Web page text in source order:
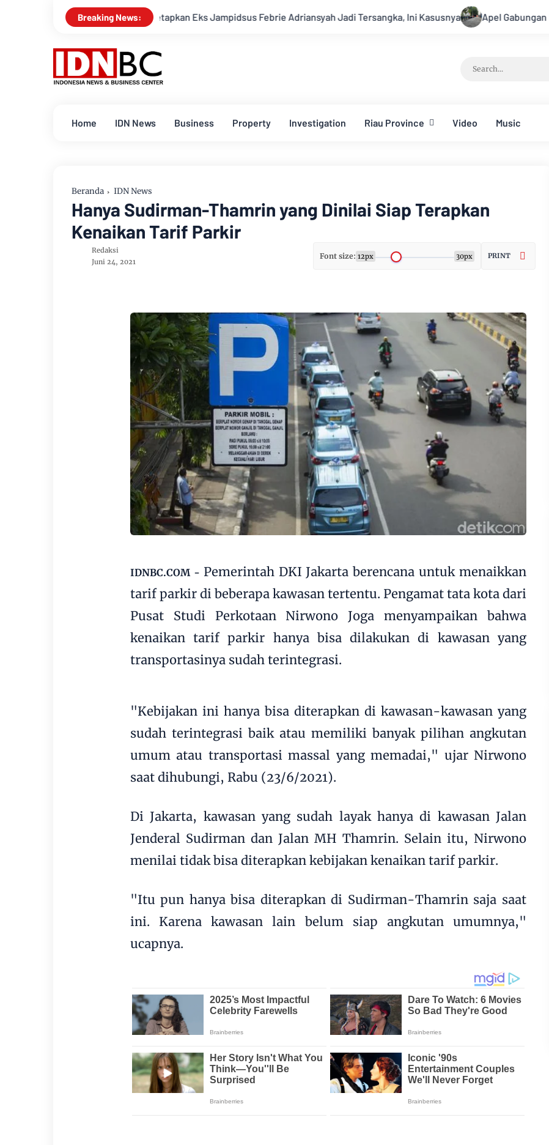
Breaking News:
Polisi Tetapkan Eks Jampidsus Febrie Adriansyah Jadi Tersangka, Ini Kasusnya Apel Gabungan Kesiapsiagaan Untuk
Home IDN News Business Property Investigation Riau Province Video Music
Beranda IDN News
Hanya Sudirman-Thamrin yang Dinilai Siap Terapkan
Kenaikan Tarif Parkir
Redaksi
Juni 24, 2021
Font size: 12px 30px PRINT
IDNBC.COM - Pemerintah DKI Jakarta berencana untuk menaikkan
tarif parkir di beberapa kawasan tertentu. Pengamat tata kota dari
Pusat Studi Perkotaan Nirwono Joga menyampaikan bahwa
kenaikan tarif parkir hanya bisa dilakukan di kawasan yang
transportasinya sudah terintegrasi.
"Kebijakan ini hanya bisa diterapkan di kawasan-kawasan yang
sudah terintegrasi baik atau memiliki banyak pilihan angkutan
umum atau transportasi massal yang memadai," ujar Nirwono
saat dihubungi, Rabu (23/6/2021).
Di Jakarta, kawasan yang sudah layak hanya di kawasan Jalan
Jenderal Sudirman dan Jalan MH Thamrin. Selain itu, Nirwono
menilai tidak bisa diterapkan kebijakan kenaikan tarif parkir.
"Itu pun hanya bisa diterapkan di Sudirman-Thamrin saja saat
ini. Karena kawasan lain belum siap angkutan umumnya,"
ucapnya.